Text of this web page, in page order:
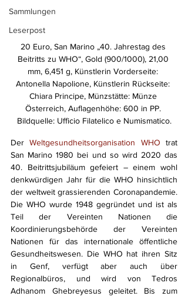
Sammlungen
Leserpost
20 Euro, San Marino „40. Jahrestag des
Beitritts zu WHO“, Gold (900/1000), 21,00
mm, 6,451 g, Künstlerin Vorderseite:
Antonella Napolione, Künstlerin Rückseite:
Chiara Principe, Münzstätte: Münze
Österreich, Auflagenhöhe: 600 in PP.
Bildquelle: Ufficio Filatelico e Numismatico.
Der Weltgesundheitsorganisation WHO trat
San Marino 1980 bei und so wird 2020 das
40. Beitrittsjubiläum gefeiert – einem wohl
denkwürdigen Jahr für die WHO hinsichtlich
der weltweit grassierenden Coronapandemie.
Die WHO wurde 1948 gegründet und ist als
Teil der Vereinten Nationen die
Koordinierungsbehörde der Vereinten
Nationen für das internationale öffentliche
Gesundheitswesen. Die WHO hat ihren Sitz
in Genf, verfügt aber auch über
Regionalbüros, und wird von Tedros
Adhanom Ghebreyesus geleitet. Bis zum